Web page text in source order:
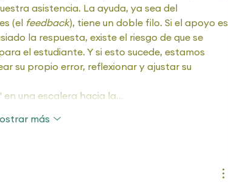
asistencia. La ayuda, ya sea del
(el feedback), tiene un doble filo. Si el apoyo es
la respuesta, existe el riesgo de que se
el estudiante. Y si esto sucede, estamos
su propio error, reflexionar y ajustar su
una escalera hacia la…
más